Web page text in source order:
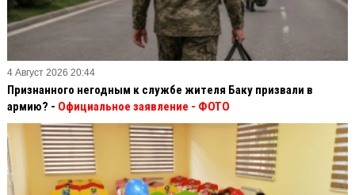
4 Август 2026 20:44
Признанного негодным к службе жителя Баку призвали в
армию? - Официальное заявление - ФОТО